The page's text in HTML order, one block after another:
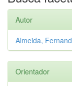
Autor
Almeida,
Orientador